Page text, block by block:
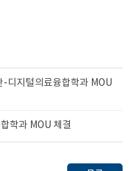
디지털의료융합학과 MOU
학과 MOU 체결